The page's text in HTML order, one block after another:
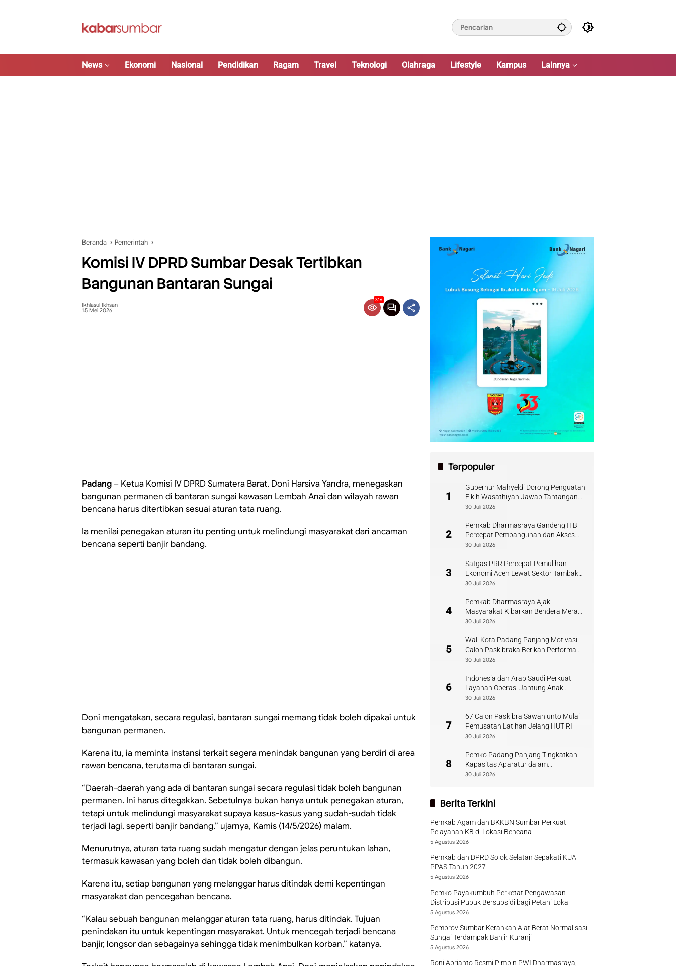
News Ekonomi Nasional Pendidikan Ragam Travel Teknologi Olahraga Lifestyle Kampus Lainnya
Beranda Pemerintah
Komisi IV DPRD Sumbar Desak Tertibkan
Bangunan Bantaran Sungai
Ikhlasul Ikhsan
15 Mei 2026
316
Padang – Ketua Komisi IV DPRD Sumatera Barat, Doni Harsiva Yandra, menegaskan
bangunan permanen di bantaran sungai kawasan Lembah Anai dan wilayah rawan
bencana harus ditertibkan sesuai aturan tata ruang.
Ia menilai penegakan aturan itu penting untuk melindungi masyarakat dari ancaman
bencana seperti banjir bandang.
Doni mengatakan, secara regulasi, bantaran sungai memang tidak boleh dipakai untuk
bangunan permanen.
Karena itu, ia meminta instansi terkait segera menindak bangunan yang berdiri di area
rawan bencana, terutama di bantaran sungai.
“Daerah-daerah yang ada di bantaran sungai secara regulasi tidak boleh bangunan
permanen. Ini harus ditegakkan. Sebetulnya bukan hanya untuk penegakan aturan,
tetapi untuk melindungi masyarakat supaya kasus-kasus yang sudah-sudah tidak
terjadi lagi, seperti banjir bandang,” ujarnya, Kamis (14/5/2026) malam.
Menurutnya, aturan tata ruang sudah mengatur dengan jelas peruntukan lahan,
termasuk kawasan yang boleh dan tidak boleh dibangun.
Karena itu, setiap bangunan yang melanggar harus ditindak demi kepentingan
masyarakat dan pencegahan bencana.
“Kalau sebuah bangunan melanggar aturan tata ruang, harus ditindak. Tujuan
penindakan itu untuk kepentingan masyarakat. Untuk mencegah terjadi bencana
banjir, longsor dan sebagainya sehingga tidak menimbulkan korban,” katanya.
Terpopuler
1
Gubernur Mahyeldi Dorong Penguatan
Fikih Wasathiyah Jawab Tantangan
Keagamaan Kontemporer
30 Juli 2026
2
Pemkab Dharmasraya Gandeng ITB
Percepat Pembangunan dan Akses
Pendidikan
30 Juli 2026
3
Satgas PRR Percepat Pemulihan
Ekonomi Aceh Lewat Sektor Tambak
Kopi
30 Juli 2026
4
Pemkab Dharmasraya Ajak
Masyarakat Kibarkan Bendera Merah
Putih Sambut HUT RI
30 Juli 2026
5
Wali Kota Padang Panjang Motivasi
Calon Paskibraka Berikan Performa
Terbaik
30 Juli 2026
6
Indonesia dan Arab Saudi Perkuat
Layanan Operasi Jantung Anak
Sumbar
30 Juli 2026
7
67 Calon Paskibra Sawahlunto Mulai
Pemusatan Latihan Jelang HUT RI
30 Juli 2026
8
Pemko Padang Panjang Tingkatkan
Kapasitas Aparatur dalam
Penanganan Pascabencana
30 Juli 2026
Berita Terkini
Pemkab Agam dan BKKBN Sumbar Perkuat
Pelayanan KB di Lokasi Bencana
5 Agustus 2026
Pemkab dan DPRD Solok Selatan Sepakati KUA
PPAS Tahun 2027
5 Agustus 2026
Pemko Payakumbuh Perketat Pengawasan
Distribusi Pupuk Bersubsidi bagi Petani Lokal
5 Agustus 2026
Pemprov Sumbar Kerahkan Alat Berat Normalisasi
Sungai Terdampak Banjir Kuranji
5 Agustus 2026
Roni Aprianto Resmi Pimpin PWI Dharmasraya,